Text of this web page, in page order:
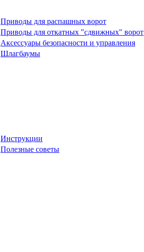
Приводы для распашных ворот
Приводы для откатных "сдвижных" ворот
Аксессуары безопасности и управления
Шлагбаумы
Инструкции
Полезные советы